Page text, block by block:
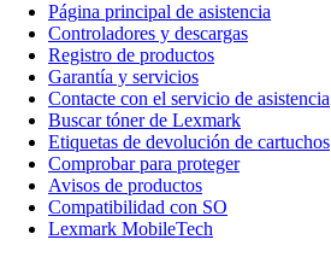
Página principal de asistencia
Controladores y descargas
Registro de productos
Garantía y servicios
Contacte con el servicio de asistencia
Buscar tóner de Lexmark
Etiquetas de devolución de cartuchos
Comprobar para proteger
Avisos de productos
Compatibilidad con SO
Lexmark MobileTech